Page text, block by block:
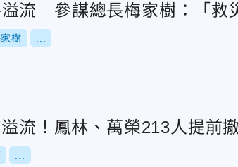
流 參謀總長梅家樹：「救
樹
流！鳳林、萬榮213人提前